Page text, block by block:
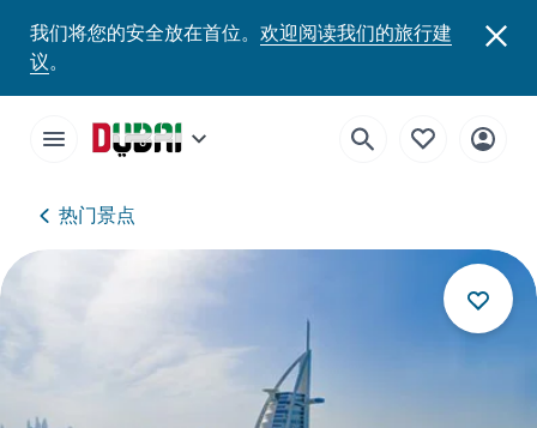
我们将您的安全放在首位。 欢迎阅读我们的旅行建
议。
热门景点